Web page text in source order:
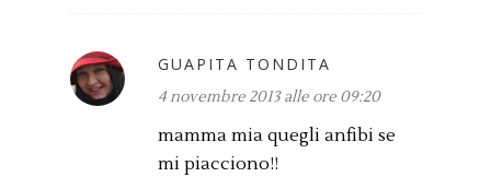
GUAPITA TONDITA
4 novembre 2013 alle ore 09:20
mamma mia quegli anfibi se
mi piacciono!!